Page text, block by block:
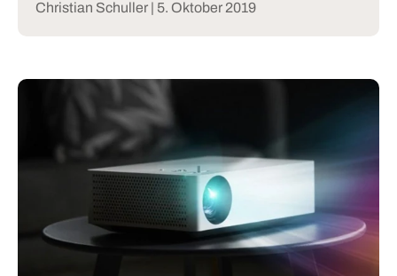
Christian Schuller | 5. Oktober 2019